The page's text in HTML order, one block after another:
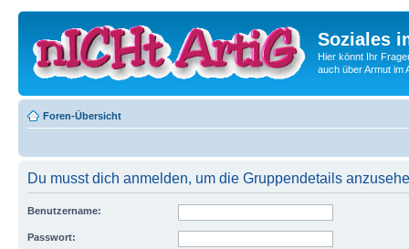
Soziales
Hier könnt Ihr
auch über Armut im
Foren-Übersicht
Du musst dich anmelden, um die Gruppendetails
Benutzername:
Passwort: